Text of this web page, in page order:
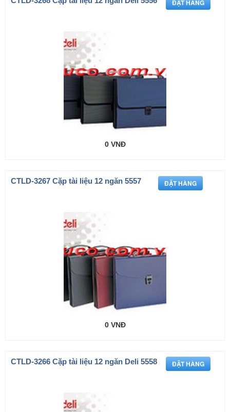
0 VNĐ
CTLD-3267 Cặp tài liệu 12 ngăn 5557
0 VNĐ
CTLD-3266 Cặp tài liệu 12 ngăn Deli 5558